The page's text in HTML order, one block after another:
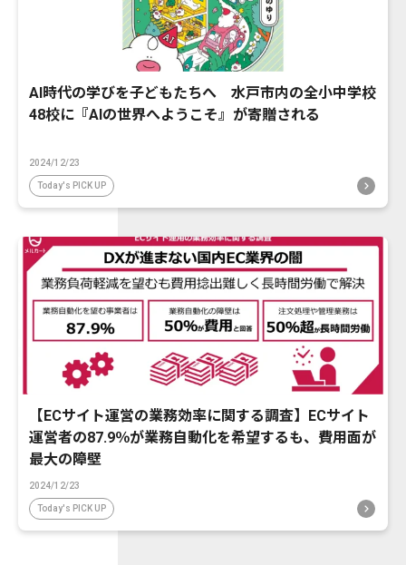
AI時代の学びを子どもたちへ 水戸市内の全小中学校
48校に『AIの世界へようこそ』が寄贈される
2024/12/23
Today's PICK UP
【ECサイト運営の業務効率に関する調査】ECサイト
運営者の87.9％が業務自動化を希望するも、費用面が
最大の障壁
2024/12/23
Today's PICK UP